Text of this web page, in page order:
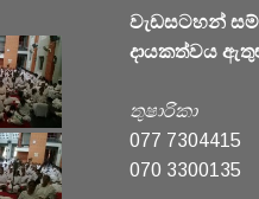
වැඩසටහන්
දායකත්වය
තුෂාරිකා
077 7304415
070 3300135